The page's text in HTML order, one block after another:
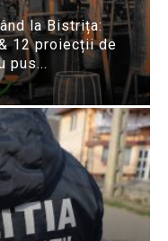
la Bistrița:
12 proiecții de
pus...